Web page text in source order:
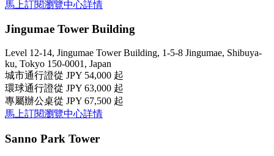
馬上訂閱瀏覽中心詳情
Jingumae Tower Building
Level 12-14, Jingumae Tower Building, 1-5-8 Jingumae, Shibuya-
ku, Tokyo 150-0001, Japan
城市通行證從 JPY 54,000 起
環球通行證從 JPY 63,000 起
專屬辦公桌從 JPY 67,500 起
馬上訂閱瀏覽中心詳情
Sanno Park Tower